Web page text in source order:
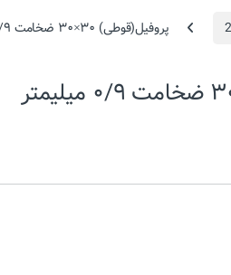
پروفیل(قوطی) ۳۰×۳۰ ضخامت ۰/۹ میلیمتر استیل ۲۰۱ ساموین
پروفیل(قوطی) ۳۰×۳۰ ضخامت ۰/۹ میلیمتر